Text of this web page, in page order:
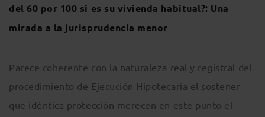
del 60 por 100 si es su vivienda habitual?: Una
mirada a la jurisprudencia menor
Parece coherente con la naturaleza real y registral del
procedimiento de Ejecución Hipotecaria el sostener
que idéntica protección merecen en este punto el